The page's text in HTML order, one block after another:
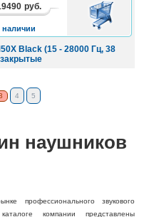
Black (15 - 28000 Гц, 38
руб.
наличии
В
КОРЗИНУ
4 5
наушников
профессионального звукового
компании представлены